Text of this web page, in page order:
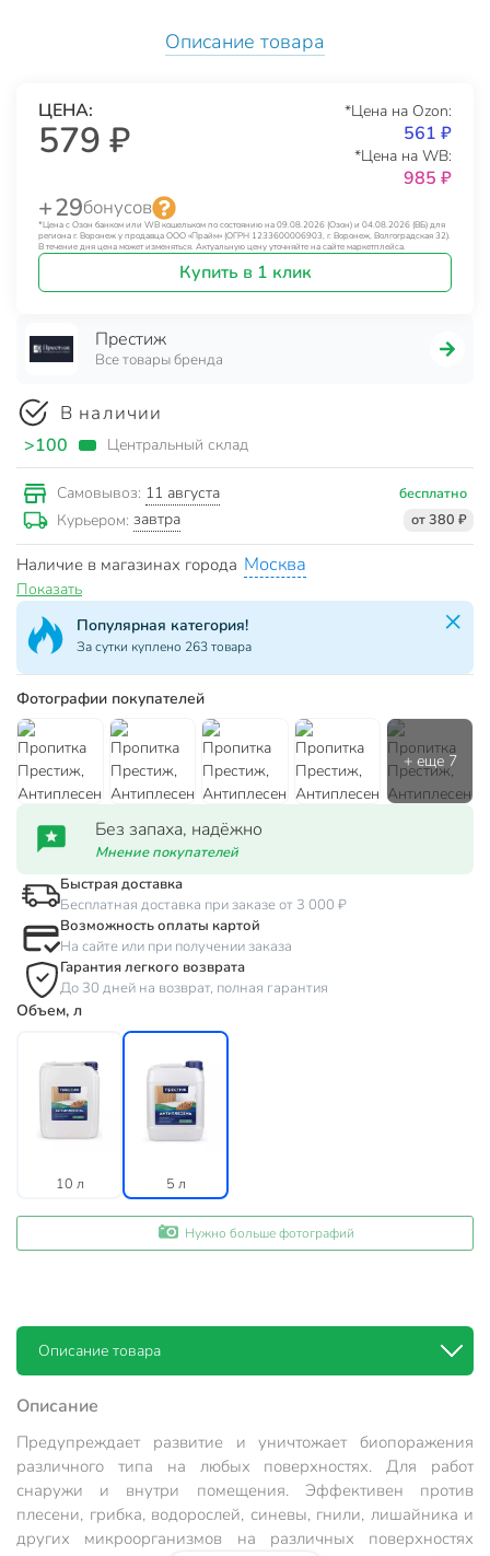
Описание товара
ЦЕНА:
579 ₽
*Цена на Ozon:
561 ₽
*Цена на WB:
985 ₽
+ 29бонусов
*Цена с Озон банком или WB кошельком по состоянию на 09.08.2026 (Озон) и 04.08.2026 (ВБ) для
региона г. Воронеж у продавца ООО «Прайм» (ОГРН 1233600006903, г. Воронеж, Волгоградская 32).
В течение дня цена может изменяться. Актуальную цену уточняйте на сайте маркетплейса.
Купить в 1 клик
Престиж
Все товары бренда
В наличии
>100 Центральный склад
Самовывоз: 11 августа бесплатно
Курьером: завтра от 380 ₽
Наличие в магазинах города Москва
Показать
Популярная категория!
За сутки куплено 263 товара
Фотографии покупателей
Без запаха, надёжно
Мнение покупателей
Быстрая доставка
Бесплатная доставка при заказе от 3 000 ₽
Возможность оплаты картой
На сайте или при получении заказа
Гарантия легкого возврата
До 30 дней на возврат, полная гарантия
Объем, л
10 л 5 л
Нужно больше фотографий
Описание товара
Описание
Предупреждает развитие и уничтожает биопоражения
различного типа на любых поверхностях. Для работ
снаружи и внутри помещения. Эффективен против
плесени, грибка, водорослей, синевы, гнили, лишайника и
других микроорганизмов на различных поверхностях